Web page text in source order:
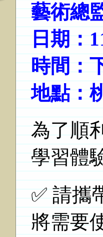
藝術總
日期：
時間：
地點：
為了順
學習體
✅ 請攜
將需要